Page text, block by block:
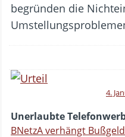
begründen die
4.
Unerlaubte
BNetzA verhängt